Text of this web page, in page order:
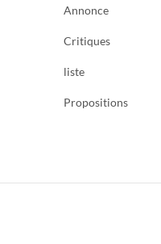
Annonce
Critiques
liste
Propositions